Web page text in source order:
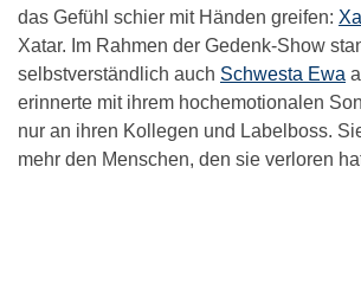
das Gefühl schier mit Händen greifen:
Xatar. Im Rahmen der Gedenk-Show
selbstverständlich auch Schwesta Ewa
erinnerte mit ihrem hochemotionalen
nur an ihren Kollegen und Labelboss.
mehr den Menschen, den sie verloren